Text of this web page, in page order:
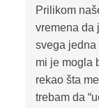
Prilikom
vremena da
svega jedna
mi je mogla
rekao šta
trebam da